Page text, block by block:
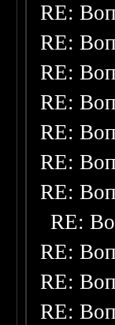
RE:
RE:
RE:
RE:
RE:
RE:
RE:
RE:
RE:
RE:
RE: